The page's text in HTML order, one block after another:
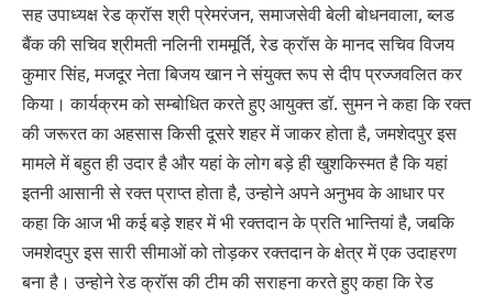
सह उपाध्यक्ष रेड क्रॉस श्री प्रेमरंजन, समाजसेवी बेली बोधनवाला, ब्लड
बैंक की सचिव श्रीमती नलिनी राममूर्ति, रेड क्रॉस के मानद सचिव विजय
कुमार सिंह, मजदूर नेता बिजय खान ने संयुक्त रूप से दीप प्रज्जवलित कर
किया। कार्यक्रम को सम्बोधित करते हुए आयुक्त डॉ. सुमन ने कहा कि रक्त
की जरूरत का अहसास किसी दूसरे शहर में जाकर होता है, जमशेदपुर इस
मामले में बहुत ही उदार है और यहां के लोग बड़े ही खुशकिस्मत है कि यहां
इतनी आसानी से रक्त प्राप्त होता है, उन्होने अपने अनुभव के आधार पर
कहा कि आज भी कई बड़े शहर में भी रक्तदान के प्रति भान्तियां है, जबकि
जमशेदपुर इस सारी सीमाओं को तोड़कर रक्तदान के क्षेत्र में एक उदाहरण
बना है। उन्होने रेड क्रॉस की टीम की सराहना करते हुए कहा कि रेड